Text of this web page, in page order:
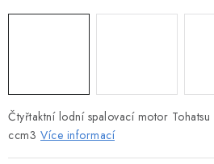
KAJAKY, KÁNOE A RAFTY
VODNÍ SKŮTRY
Čtyřtaktní lodní spalovací motor
ccm3 Více informací